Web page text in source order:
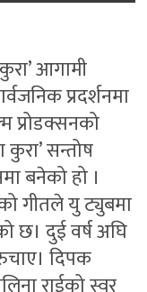
आगामी
प्रदर्शनमा
प्रोडक्सनको
सन्तोष
बनेको हो ।
गीतले यु ट्युबमा
छ। दुई वर्ष अघि
दिपक